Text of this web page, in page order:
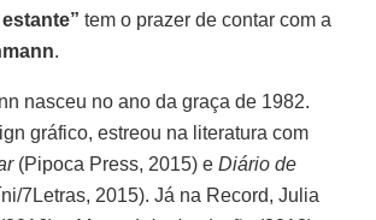
tem o prazer de contar com a
.
nasceu no ano da graça de 1982.
gráfico, estreou na literatura com
(Pipoca Press, 2015) e Diário de
7Letras, 2015). Já na Record, Julia